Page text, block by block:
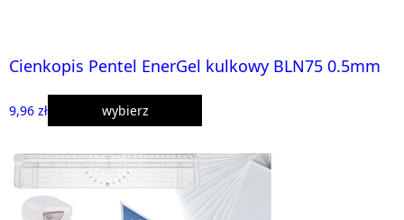
Cienkopis Pentel EnerGel kulkowy BLN75 0.5mm
9,96 zł wybierz